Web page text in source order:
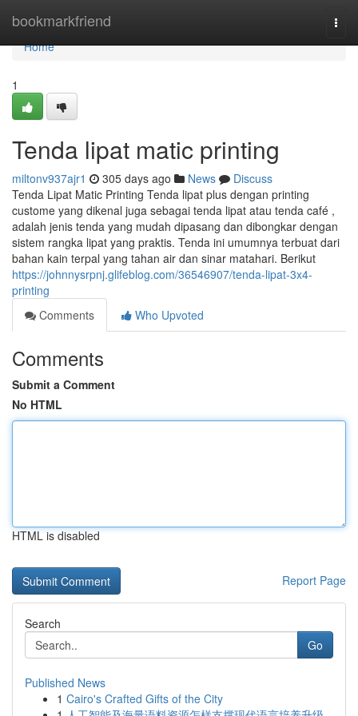
bookmarkfriend
Home
Home
1
Tenda lipat matic printing
miltonv937ajr1 305 days ago News
Discuss
Tenda Lipat Matic Printing Tenda lipat plus dengan printing
custome yang dikenal juga sebagai tenda lipat atau tenda café ,
adalah jenis tenda yang mudah dipasang dan dibongkar dengan
sistem rangka lipat yang praktis. Tenda ini umumnya terbuat dari
bahan kain terpal yang tahan air dan sinar matahari. Berikut
https://johnnysrpnj.glifeblog.com/36546907/tenda-lipat-3x4-
printing
Comments
Who Upvoted
Comments
Submit a Comment
No HTML
HTML is disabled
Report Page
Search
Go
Published News
1 Cairo's Crafted Gifts of the City